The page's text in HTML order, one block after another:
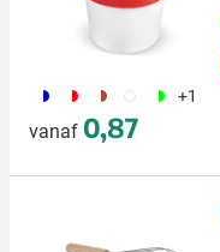
187 188 477 504 191 +1
vanaf 0,87